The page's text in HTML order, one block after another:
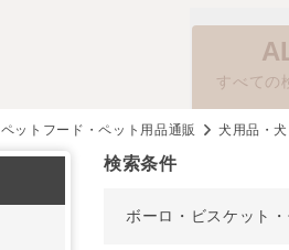
すべての
ペットフード・ペット用品通販 犬用品・
検索条件
ボーロ・ビスケット